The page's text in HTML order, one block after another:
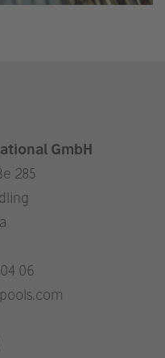
GmbH
285
06